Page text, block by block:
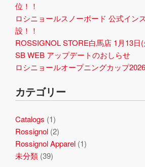
位！！
ロシニョールスノーボード 公式イン
設！！
ROSSIGNOL STORE白馬店 1月13日(
SB WEB アップデートのおしらせ
ロシニョールオープニングカップ
カテゴリー
Catalogs (1)
Rossignol (2)
Rossignol Apparel (1)
未分類 (39)